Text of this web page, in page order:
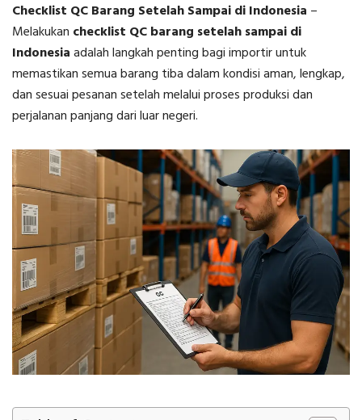
Checklist QC Barang Setelah Sampai di Indonesia –
Melakukan checklist QC barang setelah sampai di
Indonesiaadalah langkah penting bagi importir untuk
memastikan semua barang tiba dalam kondisi aman, lengkap,
dan sesuai pesanan setelah melalui proses produksi dan
perjalanan panjang dari luar negeri.